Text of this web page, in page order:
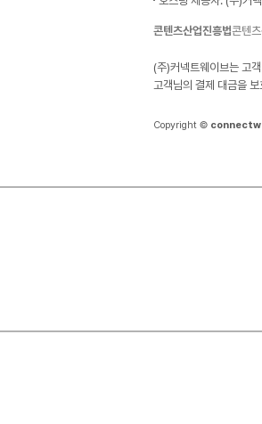
콘텐츠산업진흥법콘텐
(주)커넥트웨이브는 고
고객님의 결제 대금을
Copyright ©